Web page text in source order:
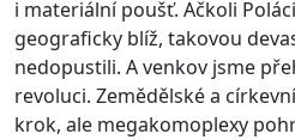
i materiální poušť. Ačkoli
geograficky blíž, takovou
nedopustili. A venkov jsme
revoluci. Zemědělské a
krok, ale megakomoplexy